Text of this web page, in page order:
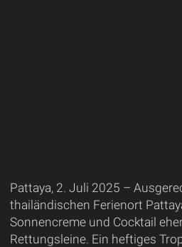
Pattaya, 2. Juli 2025 –
thailändischen Ferienort
Sonnencreme und Cocktail
Rettungsleine. Ein heftiges